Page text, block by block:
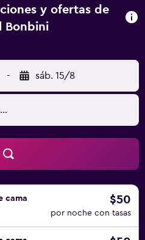
y ofertas de
Bonbini
- sáb. 15/8
cama
$50
por noche con tasas